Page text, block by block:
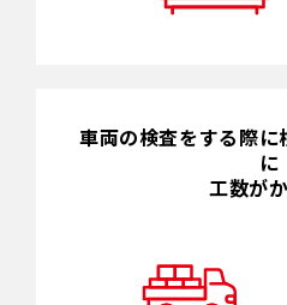
車両の検査をする際に
に
工数が